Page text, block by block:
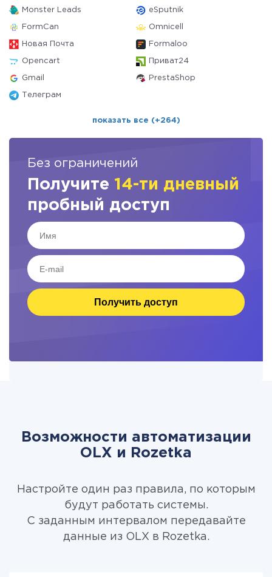
Monster Leads eSputnik
FormCan Omnicell
Новая Почта Formaloo
Opencart Приват24
Gmail PrestaShop
Телеграм
показать все (+264)
Без ограничений
Получите 14-ти дневный
пробный доступ
Получить доступ
Возможности автоматизации
OLX и Rozetka
Настройте один раз правила, по которым
будут работать системы.
С заданным интервалом передавайте
данные из OLX в Rozetka.